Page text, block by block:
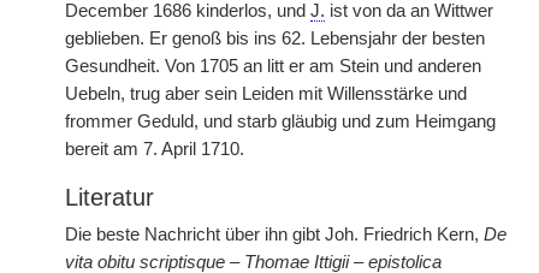
December 1686 kinderlos, und J. ist von da an Wittwer
geblieben. Er genoß bis ins 62. Lebensjahr der besten
Gesundheit. Von 1705 an litt er am Stein und anderen
Uebeln, trug aber sein Leiden mit Willensstärke und
frommer Geduld, und starb gläubig und zum Heimgang
bereit am 7. April 1710.
Literatur
Die beste Nachricht über ihn gibt Joh. Friedrich Kern, De
vita obitu scriptisque – Thomae Ittigii – epistolica